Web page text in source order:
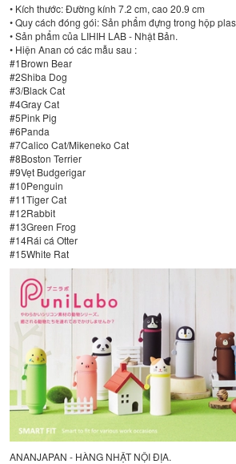
• Kích thước: Đường kính 7.2 cm, cao 20.9 cm
• Quy cách đóng gói: Sản phẩm đựng trong hộp
• Sản phẩm của LIHIH LAB - Nhật Bản.
• Hiện Anan có các mẫu sau :
#1Brown Bear
#2Shiba Dog
#3/Black Cat
#4Gray Cat
#5Pink Pig
#6Panda
#7Calico Cat/Mikeneko Cat
#8Boston Terrier
#9Vẹt Budgerigar
#10Penguin
#11Tiger Cat
#12Rabbit
#13Green Frog
#14Rái cá Otter
#15White Rat
ANANJAPAN - HÀNG NHẬT NỘI ĐỊA.